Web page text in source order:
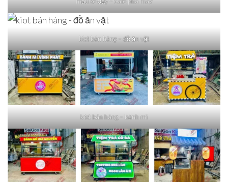
kiot bán hàng – đồ ăn vặt
kiot bán hàng – bánh mì